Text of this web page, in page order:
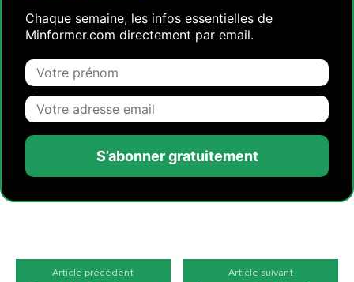
Chaque semaine, les infos essentielles de
Minformer.com directement par email.
S’abonner gratuitement
Article précédent Article suivant